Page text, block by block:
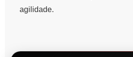
agilidade.